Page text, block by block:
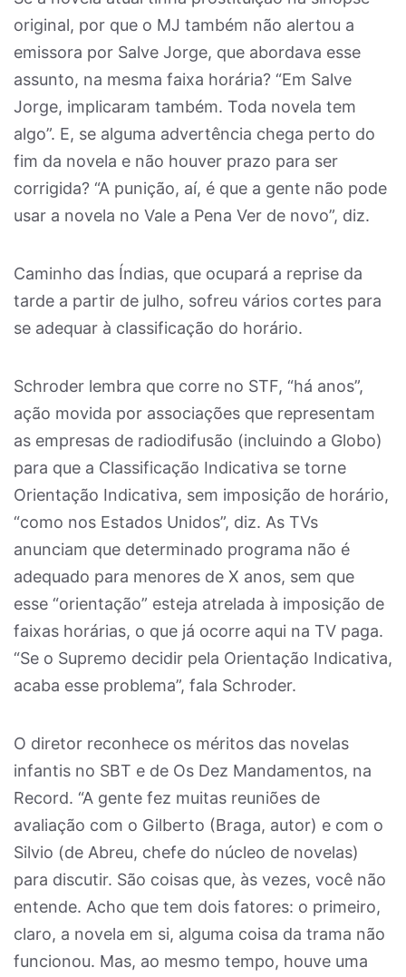
original, por que o MJ também não alertou a
emissora por Salve Jorge, que abordava esse
assunto, na mesma faixa horária? “Em Salve
Jorge, implicaram também. Toda novela tem
algo”. E, se alguma advertência chega perto do
fim da novela e não houver prazo para ser
corrigida? “A punição, aí, é que a gente não pode
usar a novela no Vale a Pena Ver de novo”, diz.
Caminho das Índias, que ocupará a reprise da
tarde a partir de julho, sofreu vários cortes para
se adequar à classificação do horário.
Schroder lembra que corre no STF, “há anos”,
ação movida por associações que representam
as empresas de radiodifusão (incluindo a Globo)
para que a Classificação Indicativa se torne
Orientação Indicativa, sem imposição de horário,
“como nos Estados Unidos”, diz. As TVs
anunciam que determinado programa não é
adequado para menores de X anos, sem que
esse “orientação” esteja atrelada à imposição de
faixas horárias, o que já ocorre aqui na TV paga.
“Se o Supremo decidir pela Orientação Indicativa,
acaba esse problema”, fala Schroder.
O diretor reconhece os méritos das novelas
infantis no SBT e de Os Dez Mandamentos, na
Record. “A gente fez muitas reuniões de
avaliação com o Gilberto (Braga, autor) e com o
Silvio (de Abreu, chefe do núcleo de novelas)
para discutir. São coisas que, às vezes, você não
entende. Acho que tem dois fatores: o primeiro,
claro, a novela em si, alguma coisa da trama não
funcionou. Mas, ao mesmo tempo, houve uma